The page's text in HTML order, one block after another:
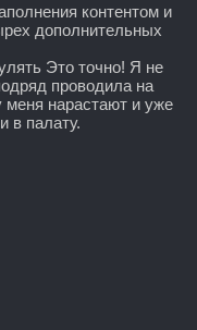
контентом и
дополнительных
Это точно! Я не
проводила на
меня нарастают и уже
в палату.